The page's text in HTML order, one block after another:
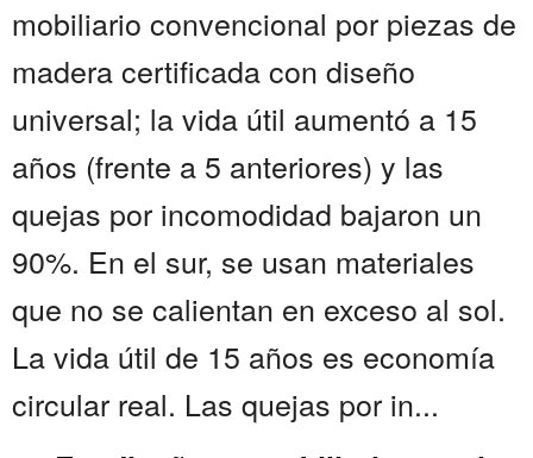
mobiliario convencional por piezas de
madera certificada con diseño
universal; la vida útil aumentó a 15
años (frente a 5 anteriores) y las
quejas por incomodidad bajaron un
90%. En el sur, se usan materiales
que no se calientan en exceso al sol.
La vida útil de 15 años es economía
circular real. Las quejas por in...